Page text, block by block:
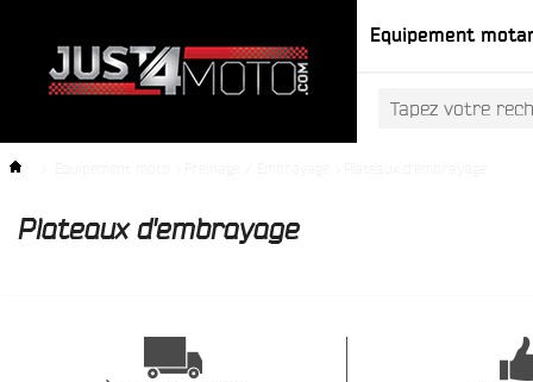
Equipement
Plateaux d'embrayage